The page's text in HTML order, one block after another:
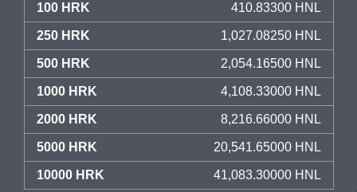
100 HRK 410.83300 HNL
250 HRK 1,027.08250 HNL
500 HRK 2,054.16500 HNL
1000 HRK 4,108.33000 HNL
2000 HRK 8,216.66000 HNL
5000 HRK 20,541.65000 HNL
10000 HRK 41,083.30000 HNL